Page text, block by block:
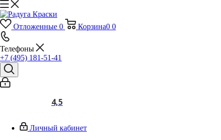
Отложенные 0 Корзина0 0
Телефоны
+7 (495) 181-51-41
4,5
Личный кабинет